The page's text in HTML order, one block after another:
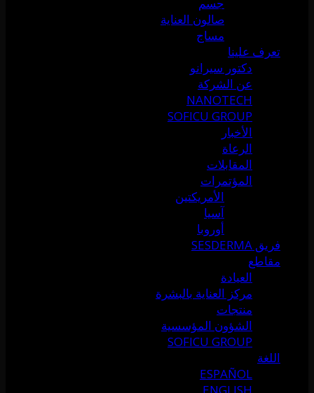
صالون العناية
مساج
تعرف علينا
دكتور سيرانو
عن الشركة
NANOTECH
SOFICU GROUP
الأخبار
الرعاة
المقابلات
المؤتمرات
الأمريكتين
آسيا
أوروبا
فريق SESDERMA
مقاطع
العيادة
مركز العناية بالبشرة
منتجات
الشؤون المؤسسية
SOFICU GROUP
اللغة
ESPAÑOL